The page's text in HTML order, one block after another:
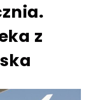
z